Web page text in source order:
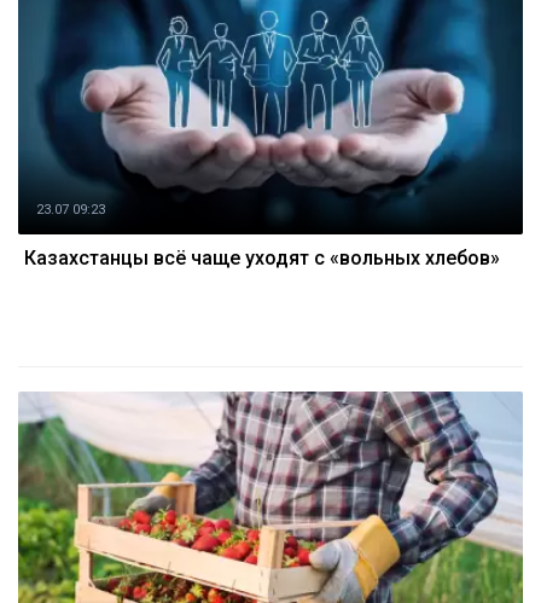
23.07 09:23
Казахстанцы всё чаще уходят с «вольных хлебов»